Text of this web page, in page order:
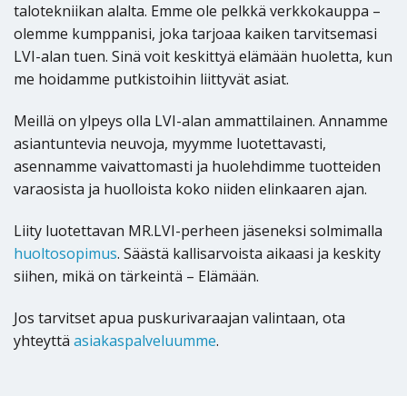
talotekniikan alalta. Emme ole pelkkä verkkokauppa –
olemme kumppanisi, joka tarjoaa kaiken tarvitsemasi
LVI-alan tuen. Sinä voit keskittyä elämään huoletta, kun
me hoidamme putkistoihin liittyvät asiat.
Meillä on ylpeys olla LVI-alan ammattilainen. Annamme
asiantuntevia neuvoja, myymme luotettavasti,
asennamme vaivattomasti ja huolehdimme tuotteiden
varaosista ja huolloista koko niiden elinkaaren ajan.
Liity luotettavan MR.LVI-perheen jäseneksi solmimalla
huoltosopimus. Säästä kallisarvoista aikaasi ja keskity
siihen, mikä on tärkeintä – Elämään.
Jos tarvitset apua puskurivaraajan valintaan, ota
yhteyttä asiakaspalveluumme.